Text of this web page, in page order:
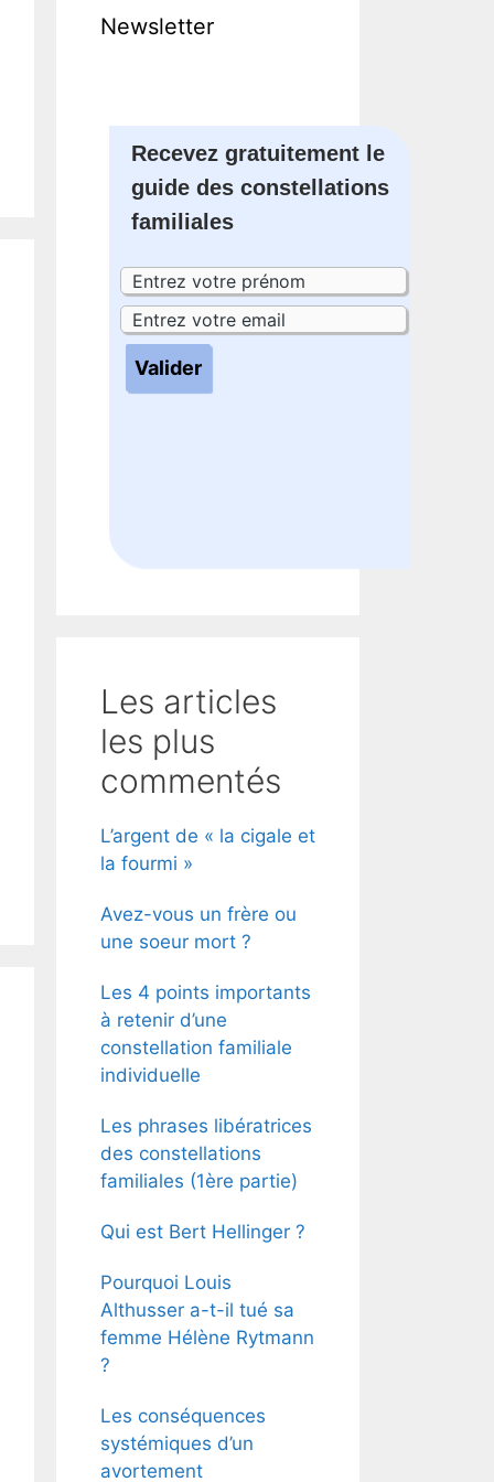
Newsletter
Recevez gratuitement le
guide des constellations
familiales
Les articles
les plus
commentés
L’argent de « la cigale et
la fourmi »
Avez-vous un frère ou
une soeur mort ?
Les 4 points importants
à retenir d’une
constellation familiale
individuelle
Les phrases libératrices
des constellations
familiales (1ère partie)
Qui est Bert Hellinger ?
Pourquoi Louis
Althusser a-t-il tué sa
femme Hélène Rytmann
?
Les conséquences
systémiques d’un
avortement